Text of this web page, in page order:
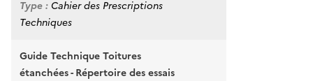
Type :Cahier des Prescriptions
Techniques
Guide Technique Toitures
étanchées - Répertoire des essais